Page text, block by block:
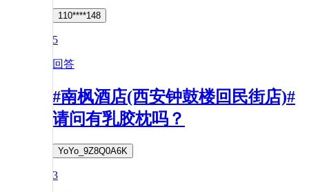
110****148
5
回答
#南枫酒店(西安钟鼓楼回民街店)#
请问有乳胶枕吗？
YoYo_9Z8Q0A6K
3